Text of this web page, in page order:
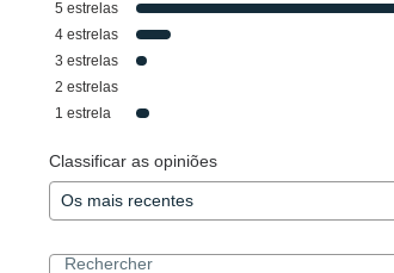
5 estrelas
4 estrelas
3 estrelas
2 estrelas
1 estrela
Classificar as opiniões